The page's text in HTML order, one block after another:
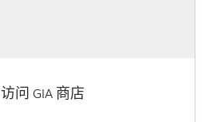
访问 GIA 商店